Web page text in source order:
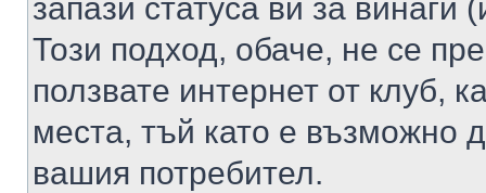
запази статуса ви за винаги
Този подход, обаче, не се
ползвате интернет от клуб,
места, тъй като е възможно
вашия потребител.